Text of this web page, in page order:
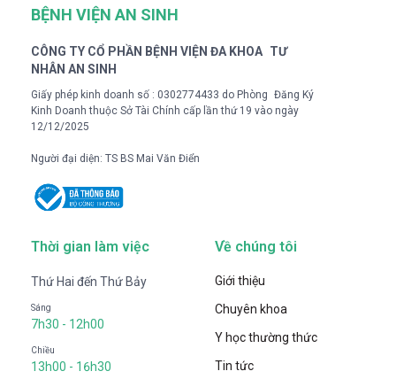
BỆNH VIỆN AN SINH
CÔNG TY CỔ PHẦN BỆNH VIỆN ĐA KHOA TƯ
NHÂN AN SINH
Giấy phép kinh doanh số : 0302774433 do Phòng Đăng Ký
Kinh Doanh thuộc Sở Tài Chính cấp lần thứ 19 vào ngày
12/12/2025
Người đại diện: TS BS Mai Văn Điển
Thời gian làm việc
Thứ Hai đến Thứ Bảy
Sáng
7h30 - 12h00
Chiều
13h00 - 16h30
Về chúng tôi
Giới thiệu
Chuyên khoa
Y học thường thức
Tin tức